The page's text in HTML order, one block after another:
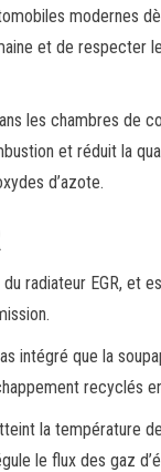
modernes
et de
les chambres de
et réduit la
d’azote.
radiateur EGR, et
intégré que la
recyclés
la température
le flux des gaz